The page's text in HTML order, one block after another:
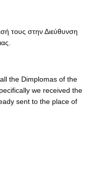
τους στην Διεύθυνση
the Dimplomas of the
we received the
sent to the place of